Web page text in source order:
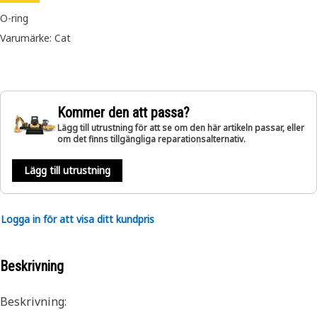
O-ring
Varumärke: Cat
Kommer den att passa?
Lägg till utrustning för att se om den här artikeln passar, eller
om det finns tillgängliga reparationsalternativ.
Lägg till utrustning
Logga in för att visa ditt kundpris
Beskrivning
Beskrivning: